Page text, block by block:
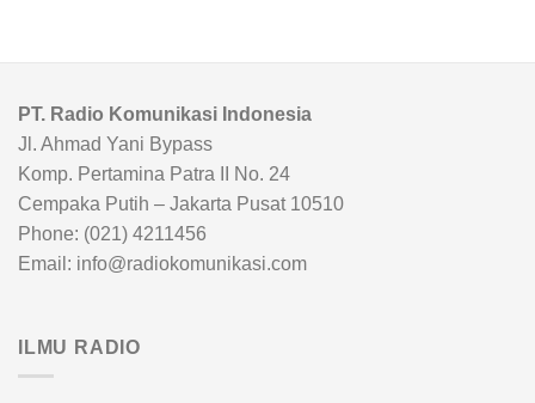
PT. Radio Komunikasi Indonesia
Jl. Ahmad Yani Bypass
Komp. Pertamina Patra II No. 24
Cempaka Putih – Jakarta Pusat 10510
Phone: (021) 4211456
Email: info@radiokomunikasi.com
ILMU RADIO